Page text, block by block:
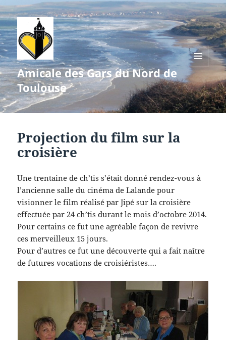
Amicale des Gars du Nord de
Toulouse
MENU
WIDGETS
Projection du film sur la
croisière
Une trentaine de ch’tis s’était donné rendez-vous à
l’ancienne salle du cinéma de Lalande pour
visionner le film réalisé par Jipé sur la croisière
effectuée par 24 ch’tis durant le mois d’octobre 2014.
Pour certains ce fut une agréable façon de revivre
ces merveilleux 15 jours.
Pour d’autres ce fut une découverte qui a fait naître
de futures vocations de croisiéristes….